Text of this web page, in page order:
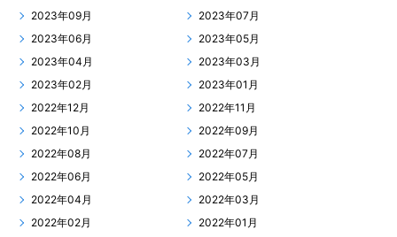
2023年09月
2023年07月
2023年06月
2023年05月
2023年04月
2023年03月
2023年02月
2023年01月
2022年12月
2022年11月
2022年10月
2022年09月
2022年08月
2022年07月
2022年06月
2022年05月
2022年04月
2022年03月
2022年02月
2022年01月